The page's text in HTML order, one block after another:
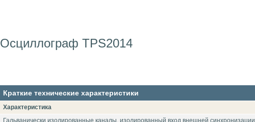
Осциллограф TPS2014
Краткие технические характеристики
Характеристика
Гальванически изолированные каналы, изолированный вход внешней синхронизации